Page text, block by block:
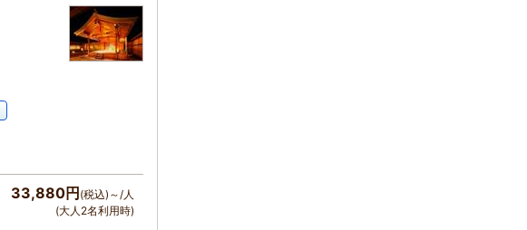
33,880円(税込)～/人
(大人2名利用時)